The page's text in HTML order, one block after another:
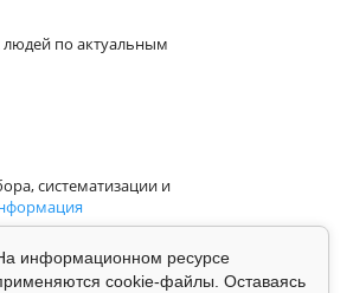
людей по актуальным
систематизации и
информационном ресурсе
cookie-файлы. Оставаясь